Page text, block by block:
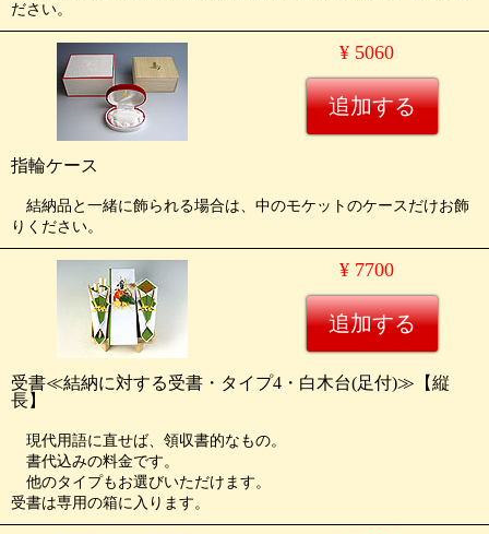
ださい。
¥ 5060
指輪ケース
結納品と一緒に飾られる場合は、中のモケットのケースだけお飾
りください。
¥ 7700
受書≪結納に対する受書・タイプ4・白木台(足付)≫【縦
長】
現代用語に直せば、領収書的なもの。
書代込みの料金です。
他のタイプもお選びいただけます。
受書は専用の箱に入ります。